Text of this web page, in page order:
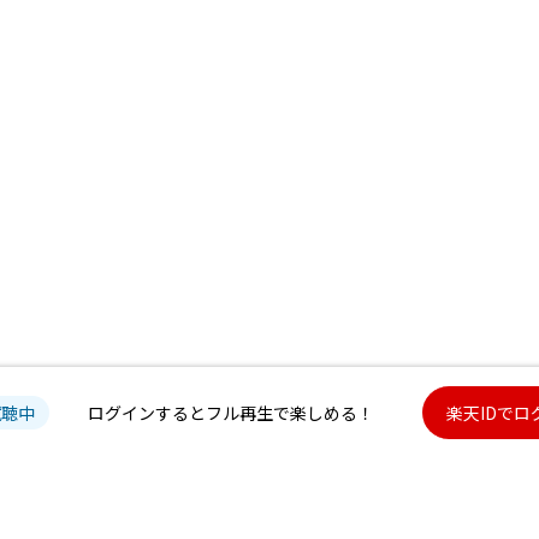
中 ログインするとフル再生で楽しめる！ 楽天IDでロ